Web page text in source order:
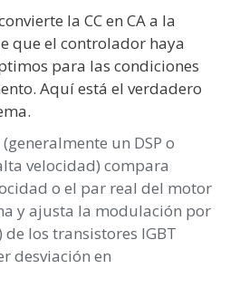
la CC en CA a la
que el controlador haya
para las condiciones
Aquí está el verdadero
un DSP o
velocidad) compara
o el par real del motor
y ajusta la modulación por
los transistores IGBT
desviación en